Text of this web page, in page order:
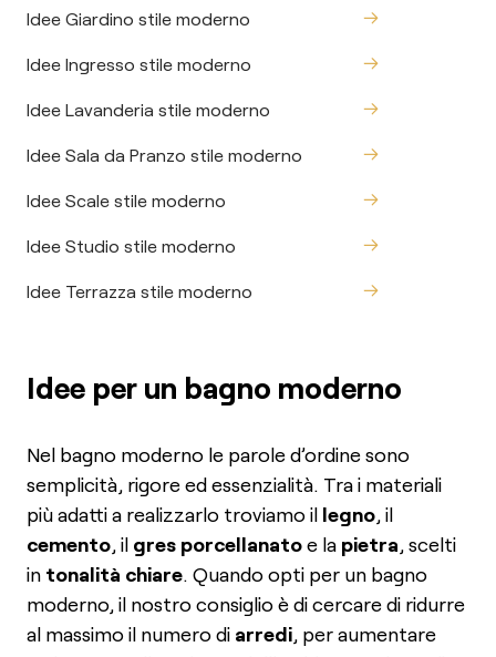
Idee Giardino stile moderno
Idee Ingresso stile moderno
Idee Lavanderia stile moderno
Idee Sala da Pranzo stile moderno
Idee Scale stile moderno
Idee Studio stile moderno
Idee Terrazza stile moderno
Idee per un bagno moderno
Nel bagno moderno le parole d’ordine sono
semplicità, rigore ed essenzialità. Tra i materiali
più adatti a realizzarlo troviamo il legno, il
cemento, il gres porcellanatoe la pietra, scelti
in tonalità chiare. Quando opti per un bagno
moderno, il nostro consiglio è di cercare di ridurre
al massimo il numero di arredi, per aumentare